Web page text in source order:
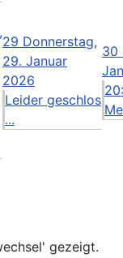
29 Donnerstag,
29. Januar
2026
Leider geschlos
...
30
gezeigt.